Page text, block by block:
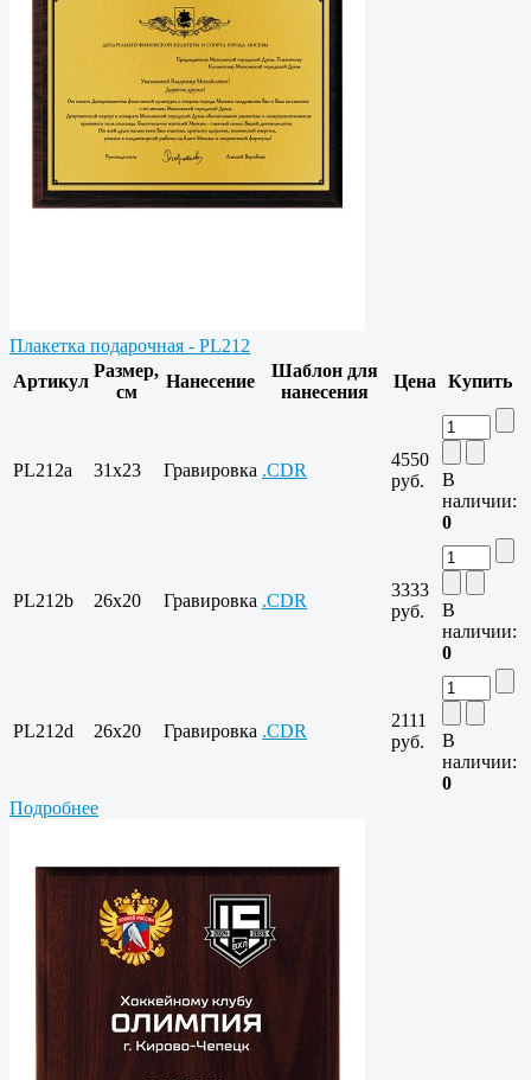
Плакетка подарочная - PL212
Артикул
Размер,
см
Нанесение
Шаблон для
нанесения
Цена Купить
PL212a 31х23 Гравировка .CDR
4550
руб.
В
наличии:
0
PL212b 26х20 Гравировка .CDR
3333
руб.
В
наличии:
0
PL212d 26х20 Гравировка .CDR
2111
руб.
В
наличии:
0
Подробнее